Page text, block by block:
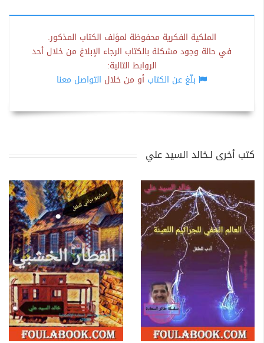
الملكية الفكرية محفوظة لمؤلف الكتاب المذكور.
في حالة وجود مشكلة بالكتاب الرجاء الإبلاغ من خلال أحد
الروابط التالية:
بلّغ عن الكتاب أو من خلال التواصل معنا
كتب أخرى لـخالد السيد علي